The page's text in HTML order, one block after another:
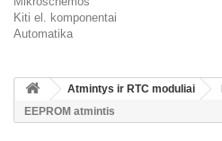
Kiti el. komponentai
Automatika
Atmintys ir RTC moduliai
EEPROM atmintis